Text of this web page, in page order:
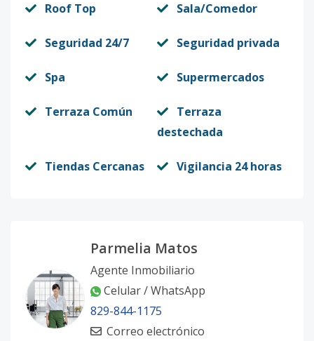
Roof Top Sala/Comedor
Seguridad 24/7 Seguridad privada
Spa Supermercados
Terraza Común
Terraza
destechada
Tiendas Cercanas Vigilancia 24 horas
Parmelia Matos
Agente Inmobiliario
Celular / WhatsApp
829-844-1175
Correo electrónico